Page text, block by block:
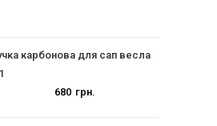
карбонова для сап весла
грн.
680